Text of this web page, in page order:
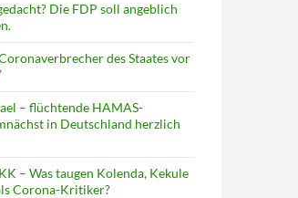
Die FDP soll angeblich
des Staates vor
– flüchtende HAMAS-
in Deutschland herzlich
– Was taugen Kolenda, Kekule
Corona-Kritiker?